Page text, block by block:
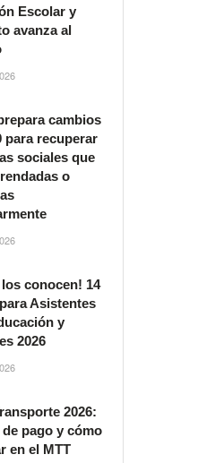
Escolar y
avanza al
cambios
para recuperar
sociales que
o
los conocen! 14
Asistentes
y
2026
2026:
de pago y cómo
en el MTT